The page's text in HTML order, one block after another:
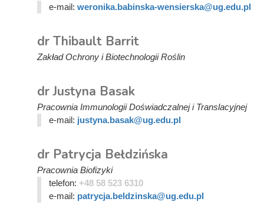
e-mail: weronika.babinska-wensierska@ug.edu.pl
dr Thibault Barrit
Zakład Ochrony i Biotechnologii Roślin
dr Justyna Basak
Pracownia Immunologii Doświadczalnej i Translacyjnej
e-mail: justyna.basak@ug.edu.pl
dr Patrycja Bełdzińska
Pracownia Biofizyki
telefon: +48 58 523 6310
e-mail: patrycja.beldzinska@ug.edu.pl